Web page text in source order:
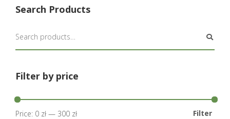
Search Products
Filter by price
Filter
Price: 0 zł — 300 zł